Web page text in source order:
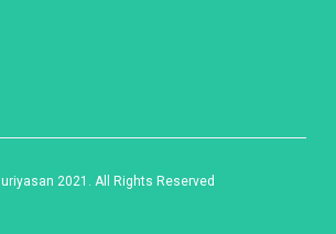
2021. All Rights Reserved